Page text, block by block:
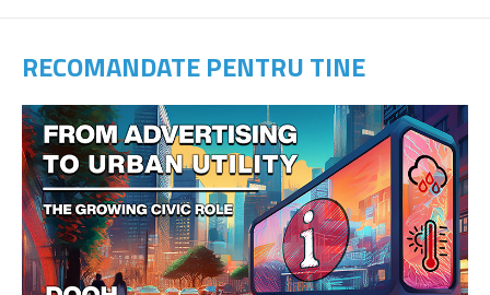
RECOMANDATE PENTRU TINE